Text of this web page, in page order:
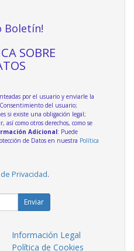
Boletín!
SOBRE
por el usuario y enviarle la
del usuario;
si existe una obligación legal;
así como otros derechos, como se
Adicional: Puede
de Datos en nuestra Política
Privacidad.
Enviar
Información Legal
Política de Cookies